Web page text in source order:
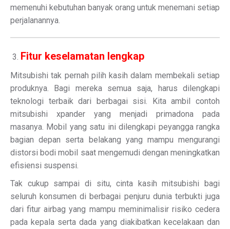
memenuhi kebutuhan banyak orang untuk menemani setiap
perjalanannya.
Fitur keselamatan lengkap
Mitsubishi tak pernah pilih kasih dalam membekali setiap
produknya. Bagi mereka semua saja, harus dilengkapi
teknologi terbaik dari berbagai sisi. Kita ambil contoh
mitsubishi xpander yang menjadi primadona pada
masanya. Mobil yang satu ini dilengkapi peyangga rangka
bagian depan serta belakang yang mampu mengurangi
distorsi bodi mobil saat mengemudi dengan meningkatkan
efisiensi suspensi.
Tak cukup sampai di situ, cinta kasih mitsubishi bagi
seluruh konsumen di berbagai penjuru dunia terbukti juga
dari fitur airbag yang mampu meminimalisir risiko cedera
pada kepala serta dada yang diakibatkan kecelakaan dan